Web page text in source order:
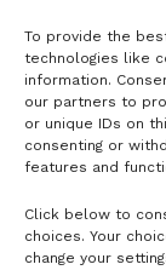
To provide the
technologies like
information.
our partners to
or unique IDs on
consenting or
features and
Click below to
choices. Your
change your
2020
A tengeri
jelentő
ökológiai
táplálékforrást